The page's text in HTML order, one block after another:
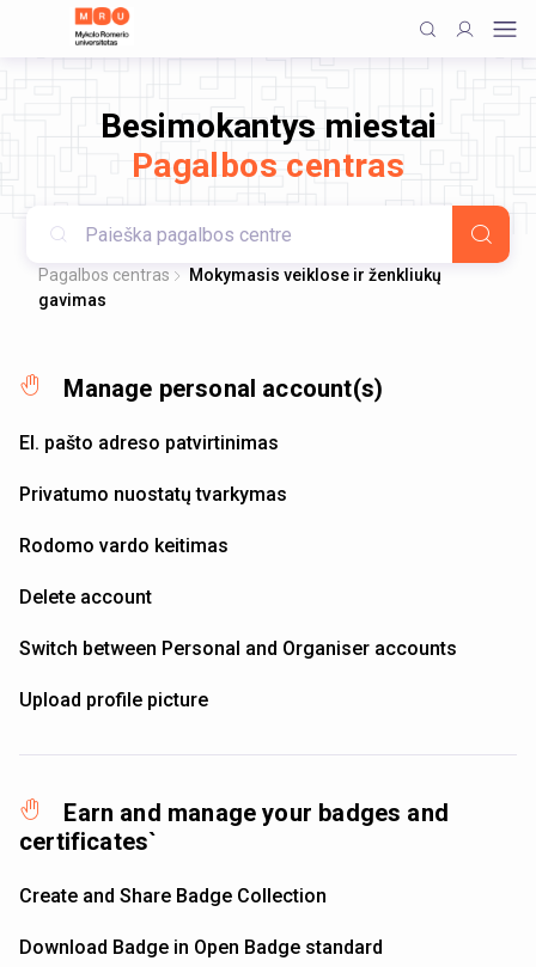
Besimokantys miestai
Pagalbos centras
Pagalbos centras
Mokymasis veiklose ir ženkliukų
gavimas
Manage personal account(s)
El. pašto adreso patvirtinimas
Privatumo nuostatų tvarkymas
Rodomo vardo keitimas
Delete account
Switch between Personal and Organiser accounts
Upload profile picture
Earn and manage your badges and
certificates`
Create and Share Badge Collection
Download Badge in Open Badge standard